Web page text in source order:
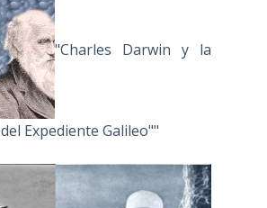
"Charles Darwin y la
Expediente Galileo""